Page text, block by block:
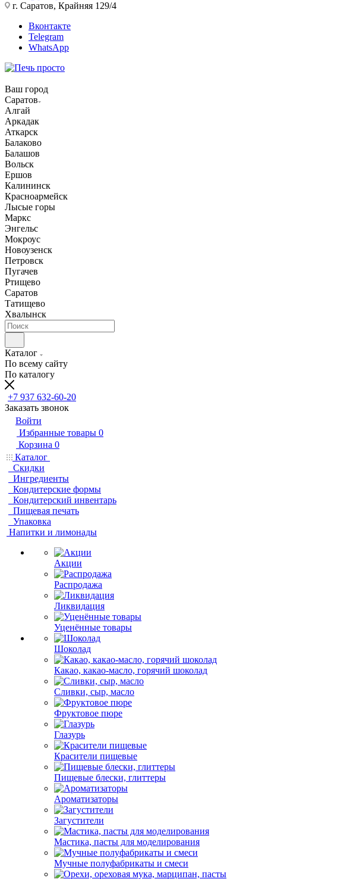
г. Саратов, Крайняя 129/4
Вконтакте
Telegram
WhatsApp
Ваш город
Саратов
Алгай
Аркадак
Аткарск
Балаково
Балашов
Вольск
Ершов
Калининск
Красноармейск
Лысые горы
Маркс
Энгельс
Мокроус
Новоузенск
Петровск
Пугачев
Ртищево
Саратов
Татищево
Хвалынск
Каталог
По всему сайту
По каталогу
+7 937 632-60-20
Заказать звонок
Войти
Избранные товары 0
Корзина 0
Каталог
Скидки
Ингредиенты
Кондитерские формы
Кондитерский инвентарь
Пищевая печать
Упаковка
Напитки и лимонады
Акции
Распродажа
Ликвидация
Уценённые товары
Шоколад
Какао, какао-масло, горячий шоколад
Сливки, сыр, масло
Фруктовое пюре
Глазурь
Красители пищевые
Пищевые блески, глиттеры
Ароматизаторы
Загустители
Мастика, пасты для моделирования
Мучные полуфабрикаты и смеси